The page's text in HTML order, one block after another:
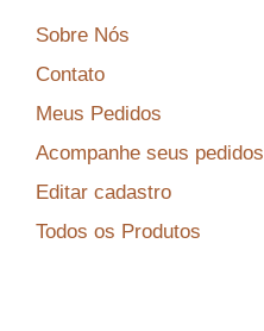
Sobre Nós
Contato
Meus Pedidos
Acompanhe seus pedidos
Editar cadastro
Todos os Produtos